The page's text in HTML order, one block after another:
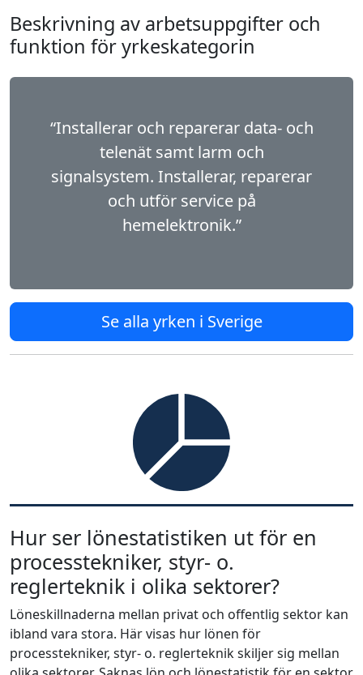
Beskrivning av arbetsuppgifter och
funktion för yrkeskategorin
“Installerar och reparerar data- och
telenät samt larm och
signalsystem. Installerar, reparerar
och utför service på
hemelektronik.”
Se alla yrken i Sverige
Hur ser lönestatistiken ut för en
processtekniker, styr- o.
reglerteknik i olika sektorer?
Löneskillnaderna mellan privat och offentlig sektor kan
ibland vara stora. Här visas hur lönen för
processtekniker, styr- o. reglerteknik skiljer sig mellan